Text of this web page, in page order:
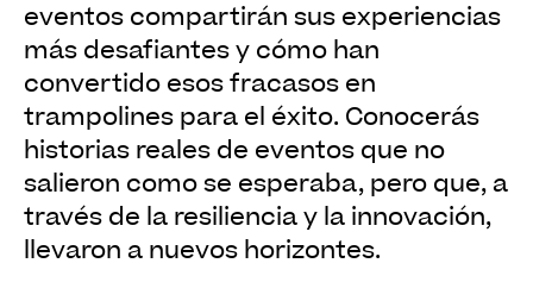
eventos compartirán sus experiencias
más desafiantes y cómo han
convertido esos fracasos en
trampolines para el éxito. Conocerás
historias reales de eventos que no
salieron como se esperaba, pero que, a
través de la resiliencia y la innovación,
llevaron a nuevos horizontes.